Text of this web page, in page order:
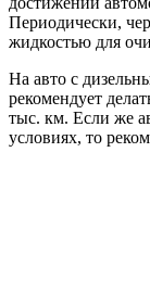
Периодически,
жидкостью для
На авто с
рекомендует
тыс. км. Если же
условиях, то